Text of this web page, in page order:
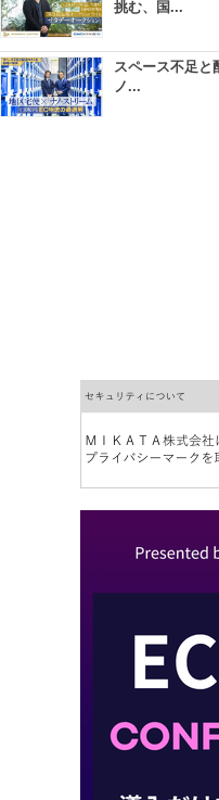
挑む、国...
スペース不足
ノ...